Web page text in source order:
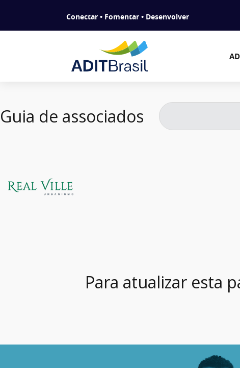
Conectar • Fomentar • Desenvolver
Guia de associados
Para atualizar esta